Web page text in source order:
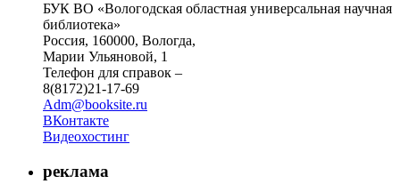
БУК ВО «Вологодская областная универсальная научная
библиотека»
Россия, 160000, Вологда,
Марии Ульяновой, 1
Телефон для справок –
8(8172)21-17-69
Adm@booksite.ru
ВКонтакте
Видеохостинг
реклама